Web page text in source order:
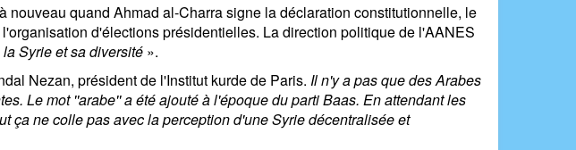
nouveau quand Ahmad al-Charra signe la déclaration constitutionnelle, le
d'élections présidentielles. La direction politique de l'AANES
Syrie et sa diversité ».
Nezan, président de l'Institut kurde de Paris. Il n'y a pas que des Arabes
Le mot ''arabe'' a été ajouté à l'époque du parti Baas. En attendant les
ça ne colle pas avec la perception d'une Syrie décentralisée et